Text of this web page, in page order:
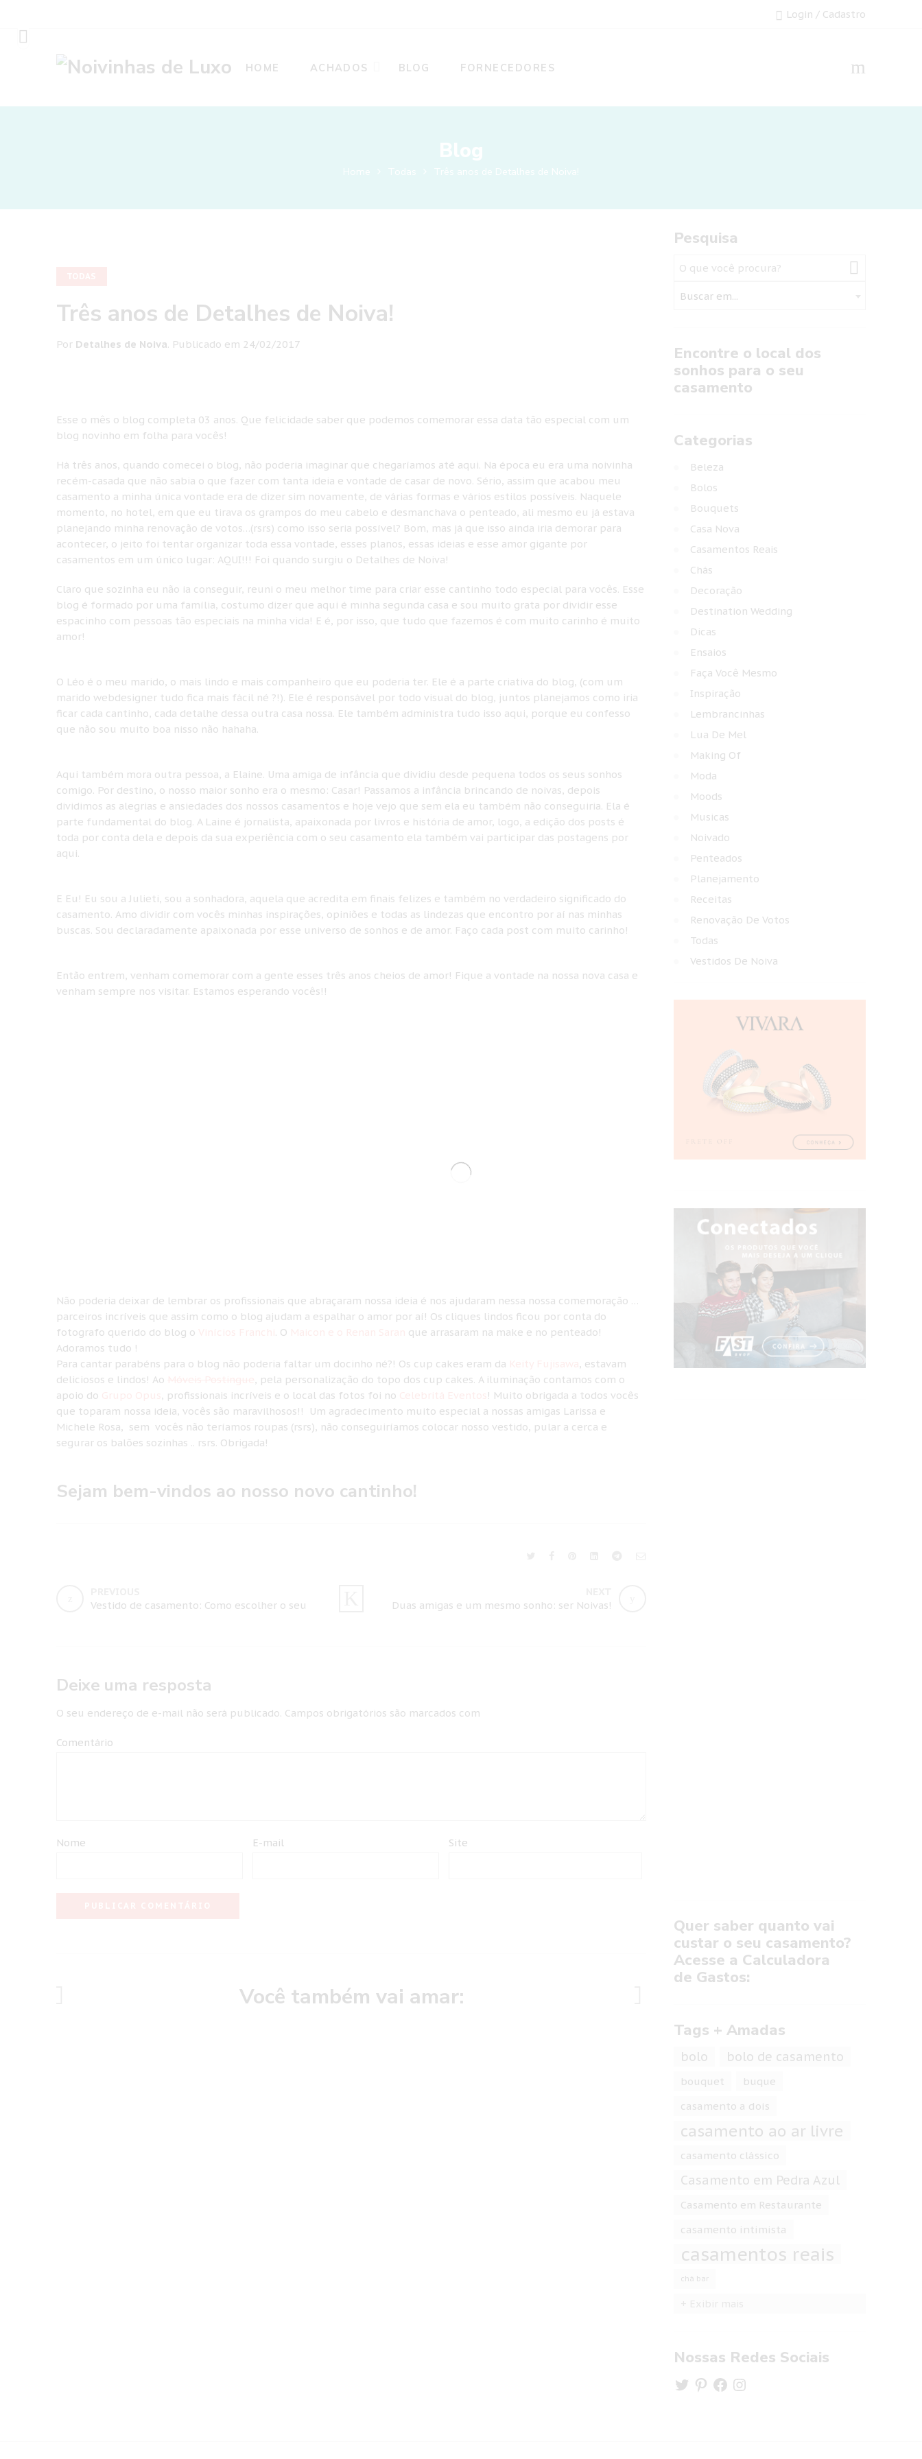
Login / Cadastro
HOME ACHADOS BLOG FORNECEDORES
Blog
Home Todas Três anos de Detalhes de Noiva!
Três anos de Detalhes de Noiva!
Por Detalhes de Noiva Publicado em 24/02/2017
Esse o mês o blog completa 03 anos. Que felicidade saber que podemos comemorar essa data tão especial com um
blog novinho em folha para vocês!
Há três anos, quando comecei o blog, não poderia imaginar que chegaríamos até aqui. Na época eu era uma noivinha
recém-casada que não sabia o que fazer com tanta ideia e vontade de casar de novo. Sério, assim que acabou meu
casamento a minha única vontade era de dizer sim novamente, de várias formas e vários estilos possíveis. Naquele
momento, no hotel, em que eu tirava os grampos do meu cabelo e desmanchava o penteado, ali mesmo eu já estava
planejando minha renovação de votos…(rsrs) como isso seria possível? Bom, mas já que isso ainda iria demorar para
acontecer, o jeito foi tentar organizar toda essa vontade, esses planos, essas ideias e esse amor gigante por
casamentos em um único lugar: AQUI!!! Foi quando surgiu o Detalhes de Noiva!
Claro que sozinha eu não ia conseguir, reuni o meu melhor time para criar esse cantinho todo especial para vocês. Esse
blog é formado por uma família, costumo dizer que aqui é minha segunda casa e sou muito grata por dividir esse
espacinho com pessoas tão especiais na minha vida! E é, por isso, que tudo que fazemos é com muito carinho é muito
amor!
O Léo é o meu marido, o mais lindo e mais companheiro que eu poderia ter. Ele é a parte criativa do blog, (com um
marido webdesigner tudo fica mais fácil né ?!). Ele é responsável por todo visual do blog, juntos planejamos como iria
ficar cada cantinho, cada detalhe dessa outra casa nossa. Ele também administra tudo isso aqui, porque eu confesso
que não sou muito boa nisso não hahaha.
Aqui também mora outra pessoa, a Elaine. Uma amiga de infância que dividiu desde pequena todos os seus sonhos
comigo. Por destino, o nosso maior sonho era o mesmo: Casar! Passamos a infância brincando de noivas, depois
dividimos as alegrias e ansiedades dos nossos casamentos e hoje vejo que sem ela eu também não conseguiria. Ela é
parte fundamental do blog. A Laine é jornalista, apaixonada por livros e história de amor, logo, a edição dos posts é
toda por conta dela e depois da sua experiência com o seu casamento ela também vai participar das postagens por
aqui.
E Eu! Eu sou a Julieti, sou a sonhadora, aquela que acredita em finais felizes e também no verdadeiro significado do
casamento. Amo dividir com vocês minhas inspirações, opiniões e todas as lindezas que encontro por aí nas minhas
buscas. Sou declaradamente apaixonada por esse universo de sonhos e de amor. Faço cada post com muito carinho!
Então entrem, venham comemorar com a gente esses três anos cheios de amor! Fique a vontade na nossa nova casa e
venham sempre nos visitar. Estamos esperando vocês!!
Não poderia deixar de lembrar os profissionais que abraçaram nossa ideia é nos ajudaram nessa nossa comemoração …
parceiros incríveis que assim como o blog ajudam a espalhar o amor por aí! Os cliques lindos ficou por conta do
fotografo querido do blog o
. O
que arrasaram na make e no penteado!
Adoramos tudo !
Para cantar parabéns para o blog não poderia faltar um docinho né?! Os cup cakes eram da
, estavam
deliciosos e lindos! Ao
, pela personalização do topo dos cup cakes. A iluminação contamos com o
apoio do
, profissionais incríveis e o local das fotos foi no
! Muito obrigada a todos vocês
que toparam nossa ideia, vocês são maravilhosos!! Um agradecimento muito especial a nossas amigas Larissa e
Michele Rosa, sem vocês não teríamos roupas (rsrs), não conseguiríamos colocar nosso vestido, pular a cerca e
segurar os balões sozinhas .. rsrs. Obrigada!
Sejam bem-vindos ao nosso novo cantinho!
Vestido de casamento: Como escolher o seu
Duas amigas e um mesmo sonho: ser Noivas!
Deixe uma resposta
O seu endereço de e-mail não será publicado. Campos obrigatórios são marcados com
Comentário
Nome E-mail Site
Você também vai amar:
Pesquisa
Buscar em...
Encontre o local dos
sonhos para o seu
casamento
Categorias
Beleza
Bolos
Bouquets
Casa Nova
Casamentos Reais
Chás
Decoração
Destination Wedding
Dicas
Ensaios
Faça Você Mesmo
Inspiração
Lembrancinhas
Lua De Mel
Making Of
Moda
Moods
Musicas
Noivado
Penteados
Planejamento
Receitas
Renovação De Votos
Todas
Vestidos De Noiva
Quer saber quanto vai
custar o seu casamento?
Acesse a Calculadora
de Gastos:
Tags + Amadas
bolo bolo de casamento
bouquet
buque
casamento a dois
casamento ao ar livre
casamento clássico
Casamento em Pedra Azul
Casamento em Restaurante
casamento intimista
casamentos reais
chá bar
Nossas Redes Sociais